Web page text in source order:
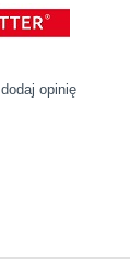
dodaj opinię